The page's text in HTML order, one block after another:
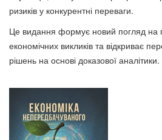
ризиків у конкурентні переваги.
Це видання формує новий погляд на
економічних викликів та відкриває
рішень на основі доказової аналітики.